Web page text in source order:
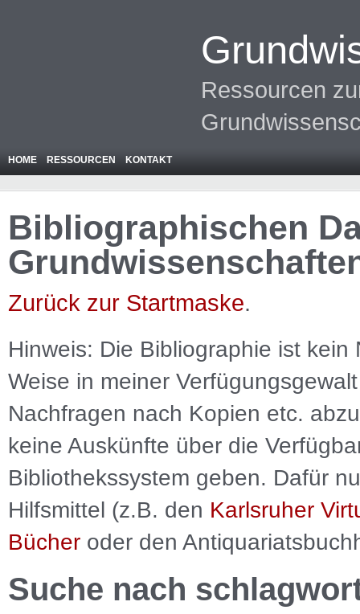
Ressourcen
HOME RESSOURCEN KONTAKT
Bibliographischen
Zurück zur Startmaske.
Hinweis: Die Bibliographie ist kein
Weise in meiner
Nachfragen nach Kopien etc.
keine Auskünfte über die
Bibliothekssystem geben. Dafür
Hilfsmittel (z.B. den Karlsruher
Bücher oder den
Suche nach